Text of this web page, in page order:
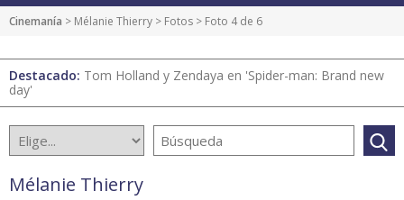
Cinemanía > Mélanie Thierry > Fotos > Foto 4 de 6
Destacado: Tom Holland y Zendaya en 'Spider-man: Brand new
day'
Mélanie Thierry